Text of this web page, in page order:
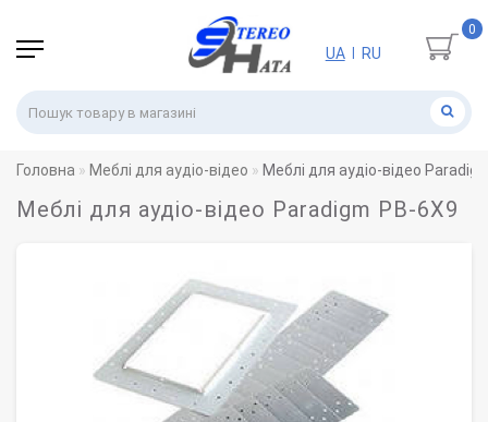
0
UA RU
Головна Меблі для аудіо-відео Меблі для аудіо-відео
Меблі для аудіо-відео Paradigm PB-6X9